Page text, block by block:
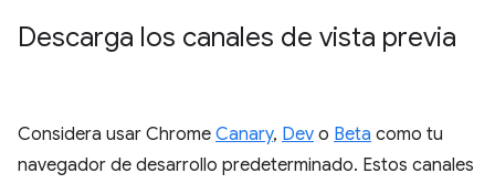
Descarga los canales de vista previa
Considera usar Chrome Canary, Dev o Beta como tu
navegador de desarrollo predeterminado. Estos canales